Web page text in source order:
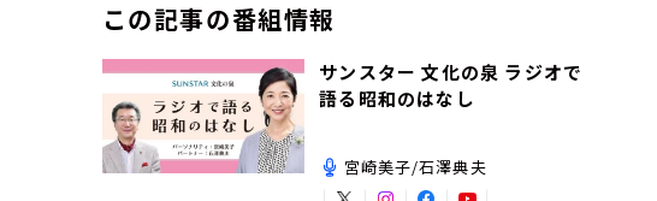
この記事の番組情報
サンスター 文化の泉 ラジオで
語る昭和のはなし
宮崎美子/石澤典夫